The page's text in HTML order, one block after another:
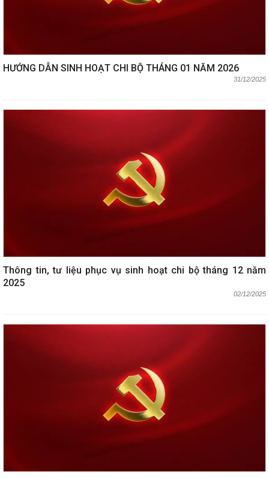
HƯỚNG DẪN SINH HOẠT CHI BỘ THÁNG 01 NĂM 2026
31/12/2025
Thông tin, tư liệu phục vụ sinh hoạt chi bộ tháng 12 năm
2025
02/12/2025